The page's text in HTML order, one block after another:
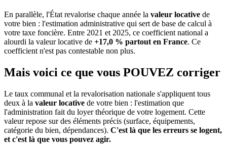
En parallèle, l'État revalorise chaque année la valeur locative de
votre bien : l'estimation administrative qui sert de base de calcul à
votre taxe foncière. Entre 2021 et 2025, ce coefficient national a
alourdi la valeur locative de +17,0 % partout en France. Ce
coefficient n'est pas contestable non plus.
Mais voici ce que vous POUVEZ corriger
Le taux communal et la revalorisation nationale s'appliquent tous
deux à la valeur locative de votre bien : l'estimation que
l'administration fait du loyer théorique de votre logement. Cette
valeur repose sur des éléments précis (surface, équipements,
catégorie du bien, dépendances). C'est là que les erreurs se logent,
et c'est là que vous pouvez agir.